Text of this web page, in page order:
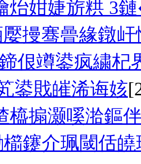
炲姏婕旂粠 3
嬮摱骞曡緣鐓
佷竴鍙疯繍杞
鍙戝皠浠诲姟
橀搧灏嗘湁鏂
櫤鑳介珮閾佸